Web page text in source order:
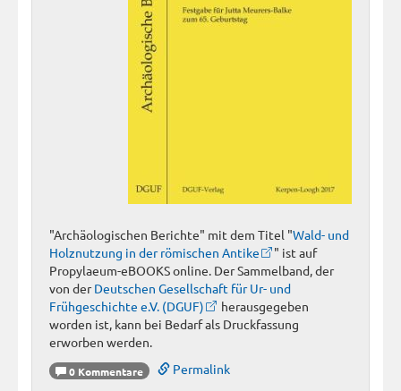
"Archäologischen Berichte" mit dem Titel "Wald- und
Holznutzung in der römischen Antike
" ist auf
Propylaeum-eBOOKS online. Der Sammelband, der
von derDeutschen Gesellschaft für Ur- und
Frühgeschichte e.V. (DGUF)
herausgegeben
worden ist, kann bei Bedarf als Druckfassung
erworben werden.
0 Kommentare Permalink